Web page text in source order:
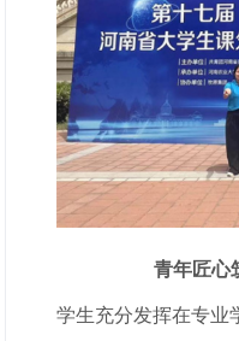
青年匠心
学生充分发挥在专业